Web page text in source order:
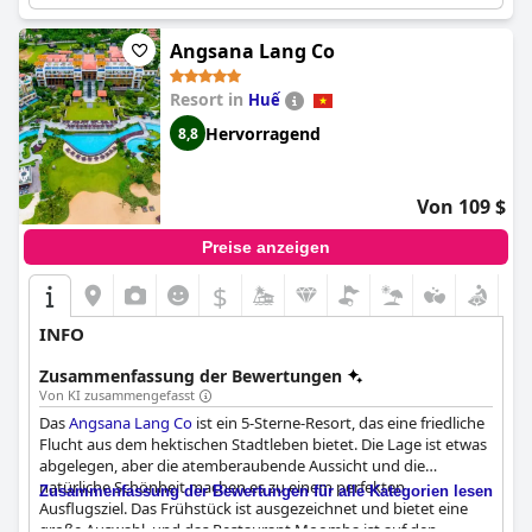
Erlebnis bei. Kostenlose Fahrräder erhöhen den Komfort und
das Vergnügen der Gäste zusätzlich.
Insgesamt bietet Little Hoi An . A Boutique Hotel & Spa
gemütlichen, stilvollen und gepflegten Rückzugsort. Seine
unschlagbare Lage, sein außergewöhnliches Personal, seine
komfortablen Unterkünfte und seine ausgezeichneten
Annehmlichkeiten machen es zu einem Favoriten für Besucher,
die einen unvergesslichen und zufriedenstellenden Aufenthalt in
Hoi An suchen.
Angsana Lang Co
Resort in Huế
8,8 Hervorragend
Von 109 $
Preise anzeigen
$
INFO
Zusammenfassung der Bewertungen
Von KI zusammengefasst
DasAngsana Lang Co ist ein 5-Sterne-Resort, das eine friedliche
Flucht aus dem hektischen Stadtleben bietet. Die Lage ist etwas
abgelegen, aber die atemberaubende Aussicht und die
natürliche Schönheit machen es zu einem perfekten
Ausflugsziel. Das Frühstück ist ausgezeichnet und bietet eine
Zusammenfassung der Bewertungen für alle Kategorien lesen